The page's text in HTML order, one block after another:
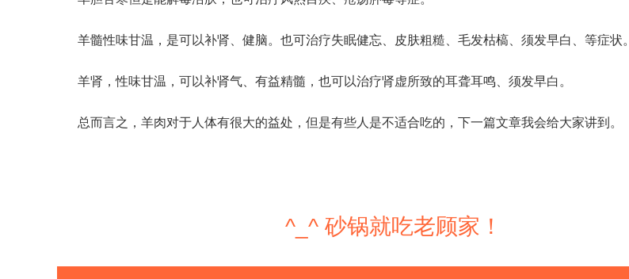
羊髓性味甘温，是可以补肾、健脑。也可治疗失眠健忘、皮肤粗糙、毛发枯槁、须发早白、等症状。
羊肾，性味甘温，可以补肾气、有益精髓，也可以治疗肾虚所致的耳聋耳鸣、须发早白。
总而言之，羊肉对于人体有很大的益处，但是有些人是不适合吃的，下一篇文章我会给大家讲到。
^_^ 砂锅就吃老顾家！